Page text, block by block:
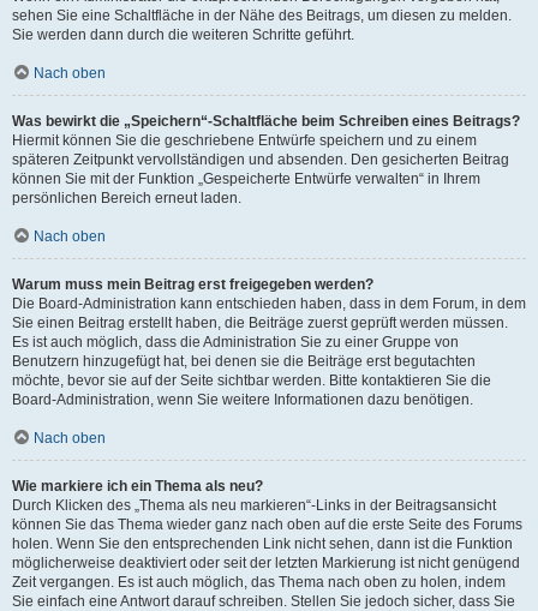
sehen Sie eine Schaltfläche in der Nähe des Beitrags, um diesen zu melden.
Sie werden dann durch die weiteren Schritte geführt.
Nach oben
Was bewirkt die „Speichern“-Schaltfläche beim Schreiben eines Beitrags?
Hiermit können Sie die geschriebene Entwürfe speichern und zu einem
späteren Zeitpunkt vervollständigen und absenden. Den gesicherten Beitrag
können Sie mit der Funktion „Gespeicherte Entwürfe verwalten“ in Ihrem
persönlichen Bereich erneut laden.
Nach oben
Warum muss mein Beitrag erst freigegeben werden?
Die Board-Administration kann entschieden haben, dass in dem Forum, in dem
Sie einen Beitrag erstellt haben, die Beiträge zuerst geprüft werden müssen.
Es ist auch möglich, dass die Administration Sie zu einer Gruppe von
Benutzern hinzugefügt hat, bei denen sie die Beiträge erst begutachten
möchte, bevor sie auf der Seite sichtbar werden. Bitte kontaktieren Sie die
Board-Administration, wenn Sie weitere Informationen dazu benötigen.
Nach oben
Wie markiere ich ein Thema als neu?
Durch Klicken des „Thema als neu markieren“-Links in der Beitragsansicht
können Sie das Thema wieder ganz nach oben auf die erste Seite des Forums
holen. Wenn Sie den entsprechenden Link nicht sehen, dann ist die Funktion
möglicherweise deaktiviert oder seit der letzten Markierung ist nicht genügend
Zeit vergangen. Es ist auch möglich, das Thema nach oben zu holen, indem
Sie einfach eine Antwort darauf schreiben. Stellen Sie jedoch sicher, dass Sie